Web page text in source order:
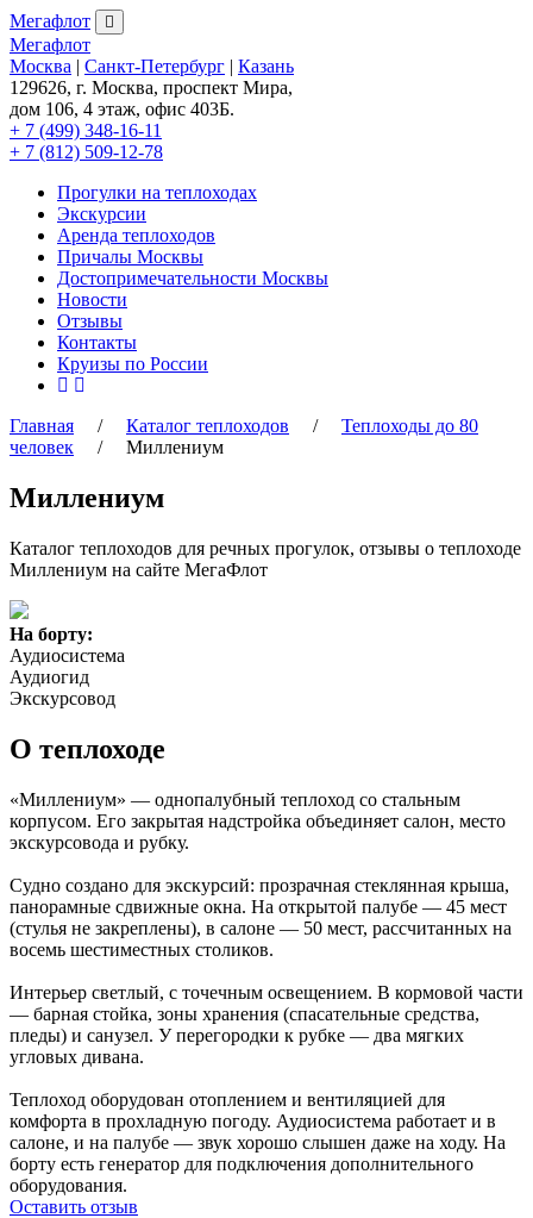
Мегафлот
Мегафлот
Москва | Санкт-Петербург | Казань
129626, г. Москва, проспект Мира,
дом 106, 4 этаж, офис 403Б.
+ 7 (499) 348-16-11
+ 7 (812) 509-12-78
Прогулки на теплоходах
Экскурсии
Аренда теплоходов
Причалы Москвы
Достопримечательности Москвы
Новости
Отзывы
Контакты
Круизы по России
Главная / Каталог теплоходов / Теплоходы до 80
человек / Миллениум
Миллениум
Каталог теплоходов для речных прогулок, отзывы о теплоходе
Миллениум на сайте МегаФлот
На борту:
Аудиосистема
Аудиогид
Экскурсовод
О теплоходе
«Миллениум» — однопалубный теплоход со стальным
корпусом. Его закрытая надстройка объединяет салон, место
экскурсовода и рубку.
Судно создано для экскурсий: прозрачная стеклянная крыша,
панорамные сдвижные окна. На открытой палубе — 45 мест
(стулья не закреплены), в салоне — 50 мест, рассчитанных на
восемь шестиместных столиков.
Интерьер светлый, с точечным освещением. В кормовой части
— барная стойка, зоны хранения (спасательные средства,
пледы) и санузел. У перегородки к рубке — два мягких
угловых дивана.
Теплоход оборудован отоплением и вентиляцией для
комфорта в прохладную погоду. Аудиосистема работает и в
салоне, и на палубе — звук хорошо слышен даже на ходу. На
борту есть генератор для подключения дополнительного
оборудования.
Оставить отзыв